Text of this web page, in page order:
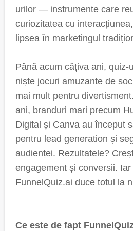
urilor — instrumente care
curiozitatea cu
lipsea în marketingul
Până acum câțiva ani, quiz-
niște jocuri amuzante de
mai mult pentru
ani, branduri mari precum
Digital și Canva au început
pentru lead generation și
audienței. Rezultatele?
engagement și conversii. Iar
FunnelQuiz.ai duce totul la
Ce este de fapt